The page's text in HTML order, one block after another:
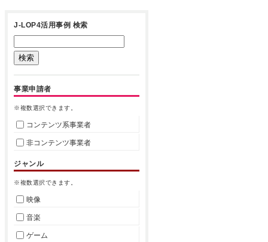
J-LOP4活用事例 検索
事業申請者
※複数選択できます。
コンテンツ系事業者
非コンテンツ事業者
ジャンル
※複数選択できます。
映像
音楽
ゲーム